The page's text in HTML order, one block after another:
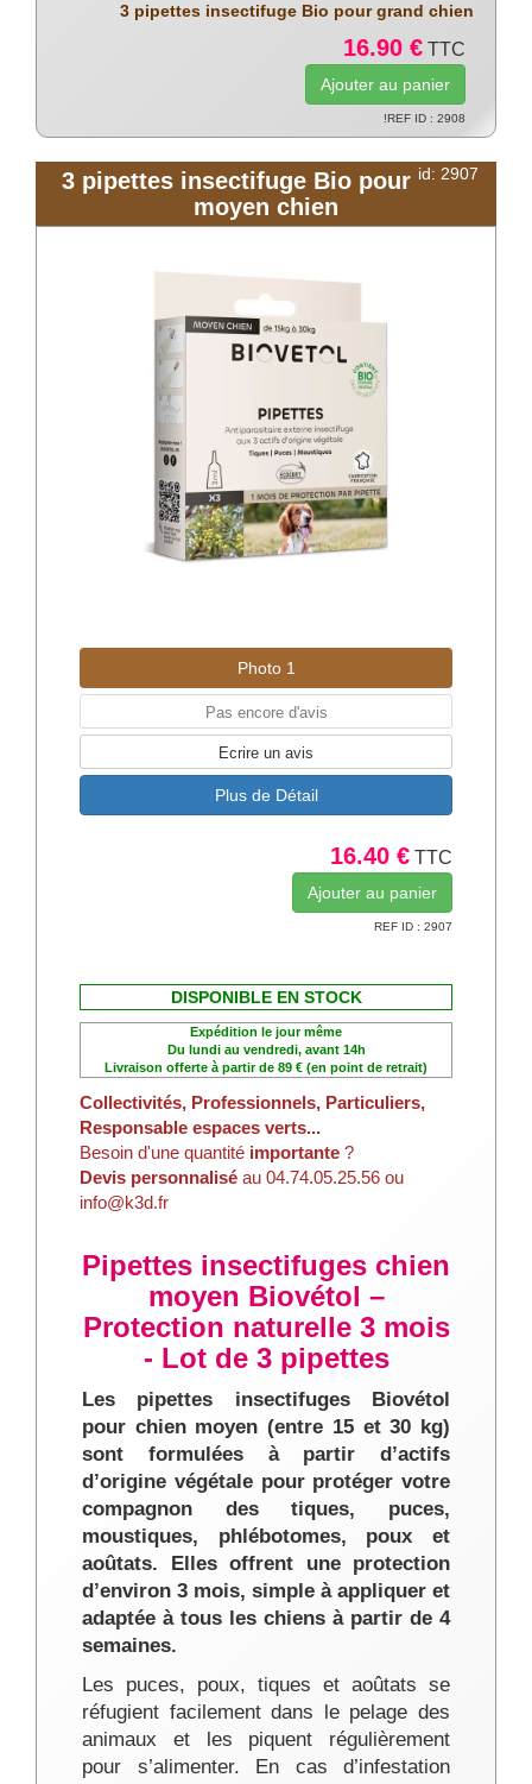
3 pipettes insectifuge Bio pour grand chien
16.90 € TTC
!REF ID : 2908
id: 2907
3 pipettes insectifuge Bio pour
moyen chien
Photo 1
Pas encore d'avis
Ecrire un avis
Plus de Détail
16.40 € TTC
REF ID : 2907
DISPONIBLE EN STOCK
Expédition le jour même
Du lundi au vendredi, avant 14h
Livraison offerte à partir de 89 € (en point de retrait)
Collectivités, Professionnels, Particuliers,
Responsable espaces verts...
Besoin d'une quantité importante ?
Devis personnalisé au 04.74.05.25.56 ou
info@k3d.fr
Pipettes insectifuges chien
moyen Biovétol –
Protection naturelle 3 mois
- Lot de 3 pipettes
Les pipettes insectifuges Biovétol
pour chien moyen (entre 15 et 30 kg)
sont formulées à partir d’actifs
d’origine végétale pour protéger votre
compagnon des tiques, puces,
moustiques, phlébotomes, poux et
aoûtats. Elles offrent une protection
d’environ 3 mois, simple à appliquer et
adaptée à tous les chiens à partir de 4
semaines.
Les puces, poux, tiques et aoûtats se
réfugient facilement dans le pelage des
animaux et les piquent régulièrement
pour s’alimenter. En cas d’infestation